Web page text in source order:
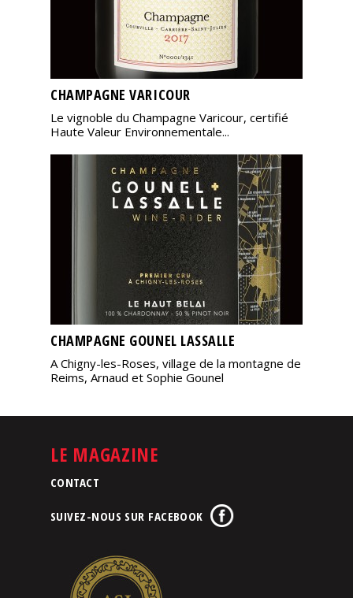
CHAMPAGNE VARICOUR
Le vignoble du Champagne Varicour, certifié
Haute Valeur Environnementale...
CHAMPAGNE GOUNEL LASSALLE
A Chigny-les-Roses, village de la montagne de
Reims, Arnaud et Sophie Gounel
LE MAGAZINE
CONTACT
SUIVEZ-NOUS SUR FACEBOOK